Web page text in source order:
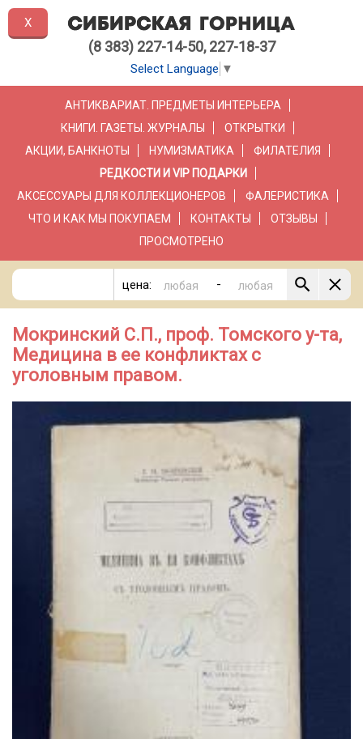
(8 383) 227-14-50, 227-18-37
Select Language ▼
АНТИКВАРИАТ. ПРЕДМЕТЫ ИНТЕРЬЕРА
КНИГИ. ГАЗЕТЫ. ЖУРНАЛЫ
ОТКРЫТКИ
АКЦИИ, БАНКНОТЫ
НУМИЗМАТИКА
ФИЛАТЕЛИЯ
РЕДКОСТИ И VIP ПОДАРКИ
АКСЕССУАРЫ ДЛЯ КОЛЛЕКЦИОНЕРОВ
ФАЛЕРИСТИКА
ЧТО И КАК МЫ ПОКУПАЕМ
КОНТАКТЫ
ОТЗЫВЫ
ПРОСМОТРЕНО
цена: -
Мокринский С.П., проф. Томского у-та,
Медицина в ее конфликтах с
уголовным правом.
X